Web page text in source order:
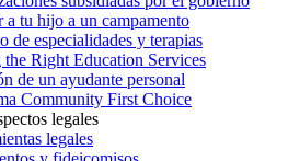
a tu hijo a un campamento
de especialidades y terapias
the Right Education Services
de un ayudante personal
Community First Choice
legales
legales